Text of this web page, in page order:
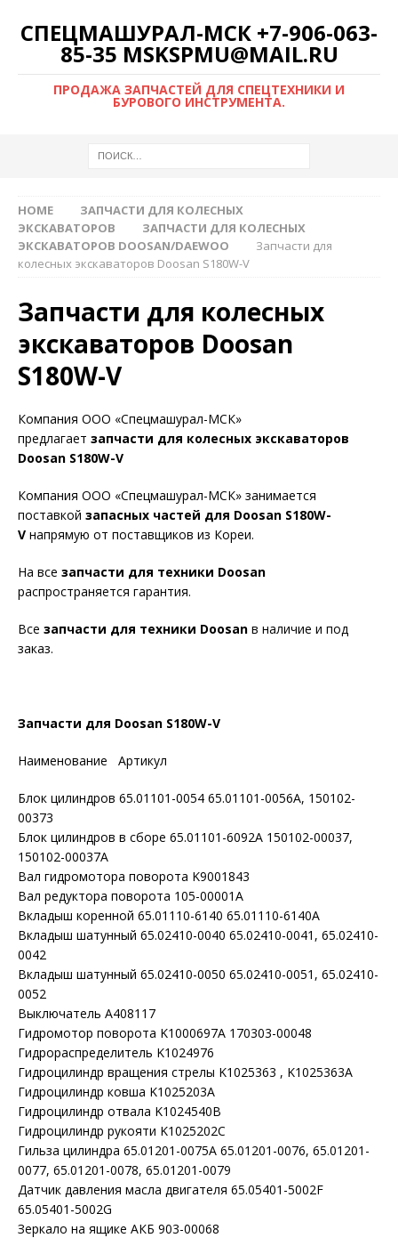
СПЕЦМАШУРАЛ-МСК +7-906-063-
85-35 MSKSPMU@MAIL.RU
ПРОДАЖА ЗАПЧАСТЕЙ ДЛЯ СПЕЦТЕХНИКИ И
БУРОВОГО ИНСТРУМЕНТА.
HOME
ЗАПЧАСТИ ДЛЯ КОЛЕСНЫХ
ЭКСКАВАТОРОВ
ЗАПЧАСТИ ДЛЯ КОЛЕСНЫХ
ЭКСКАВАТОРОВ DOOSAN/DAEWOO
Запчасти для
колесных экскаваторов Doosan S180W-V
Запчасти для колесных
экскаваторов Doosan
S180W-V
Компания ООО «Спецмашурал-МСК»
предлагает запчасти для колесных экскаваторов
Doosan S180W-V
Компания ООО «Спецмашурал-МСК» занимается
поставкой запасных частей для Doosan S180W-
V напрямую от поставщиков из Кореи.
На все запчасти для техники Doosan
распространяется гарантия.
Все запчасти для техники Doosan в наличие и под
заказ.
Запчасти для Doosan S180W-V
Наименование Артикул
Блок цилиндров 65.01101-0054 65.01101-0056A, 150102-
00373
Блок цилиндров в сборе 65.01101-6092A 150102-00037,
150102-00037A
Вал гидромотора поворота K9001843
Вал редуктора поворота 105-00001A
Вкладыш коренной 65.01110-6140 65.01110-6140A
Вкладыш шатунный 65.02410-0040 65.02410-0041, 65.02410-
0042
Вкладыш шатунный 65.02410-0050 65.02410-0051, 65.02410-
0052
Выключатель A408117
Гидромотор поворота K1000697A 170303-00048
Гидрораспределитель K1024976
Гидроцилиндр вращения стрелы K1025363 , K1025363A
Гидроцилиндр ковша K1025203A
Гидроцилиндр отвала K1024540B
Гидроцилиндр рукояти K1025202C
Гильза цилиндра 65.01201-0075A 65.01201-0076, 65.01201-
0077, 65.01201-0078, 65.01201-0079
Датчик давления масла двигателя 65.05401-5002F
65.05401-5002G
Зеркало на ящике АКБ 903-00068